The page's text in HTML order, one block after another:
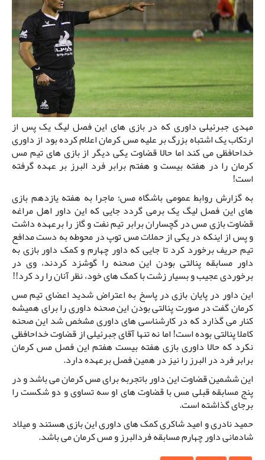
مهدی جبرئیلی داوری که در بازی های این فصل لیگ یک پس از
ارتکاب یک اشتباه بزرگ بر علیه مس کرمان اعلام کرده بود از داوری
خداحافظی می کند اما حالا قضاوت یکی دیگر از بازی های تیم مس
کرمان را در هفته بیست و هفتم برابر فرد البرز بر عهده گرفته
است!
به گزارش روابط عمومی باشگاه مس؛ ماجرا به هفته یازدهم بازی
های این فصل لیگ یک برمی گردد جایی که این داور اهل مراغه
قضاوت بازی مس در گچساران برابر تیم نفت و گاز را برعهده داشت
و پس از اینکه در یکی از حملات مس توپ در محوطه به دست مدافع
تیم حریف برخورد کرد تا جایی که داور چهارم و کمک داور بازی به
داور مسابقه پنالتی بودن این صحنه را گوشزد کردند، وی در
برخوردی عجیب و بسیار زشت با کمک های خود، نظر آنان را رد کرد!!
این داور در پایان بازی در پاسخ به اعتراض شدید اعضای تیم مس
کرمان گفت در صورت پنالتی بودن این صحنه داوری را برای همیشه
کنار می گذارد که در کارشناسی های داوری مشخص شد این صحنه
کاملا پنالتی بوده است! اما نه تنها آقای جبرئیلی از قضاوت خداحافظی
نکرد که حالا داوری بازی هفته بیست هفتم این فصل مس کرمان
برابر فرد در البرز را نیز در همین فصل برعهده دارد.
این ششمین قضاوت این داور باتجربه برای مس کرمان می باشد و در
پنج مسابقه قبلی مس با قضاوت های او سه تساوی و دو شکست را
برجای گذاشته است.
حمید نادری و امید شاکری کمک های داوری این بازی هستند و میلاد
شادمانی داور چهارم مسابقه فردالبرز و مس کرمان می باشد.